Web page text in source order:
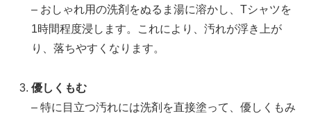
– おしゃれ用の洗剤をぬるま湯に溶かし、Tシャツを
1時間程度浸します。これにより、汚れが浮き上が
り、落ちやすくなります。
優しくもむ
– 特に目立つ汚れには洗剤を直接塗って、優しくもみ